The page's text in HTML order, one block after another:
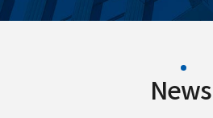
News